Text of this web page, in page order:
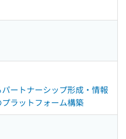
ートナーシップ形成・情報
ラットフォーム構築